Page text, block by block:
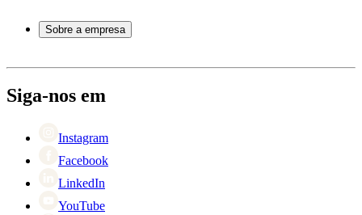
Atendimento
Pagamento
Retorno
Sobre a empresa
Black Friday
Singles Day
Siga-nos em
Instagram
Facebook
LinkedIn
YouTube